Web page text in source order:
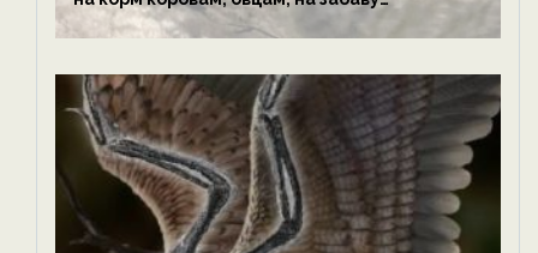
обезьянам, львам и леопардам — новости
экологии на ECOportal